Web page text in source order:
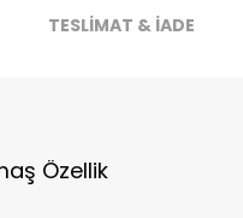
TESLİMAT & İADE
Özellik